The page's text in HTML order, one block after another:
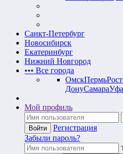
Санкт-Петербург
Новосибирск
Екатеринбург
Нижний Новгород
••• Все города
ОмскПермь
ДонуСамараУфа
Мой профиль
Регистрация
Забыли пароль?